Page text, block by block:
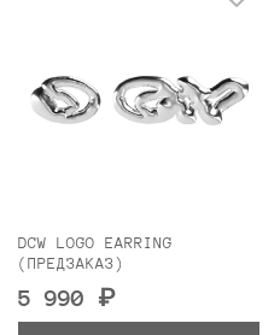
DCW LOGO EARRING
(ПРЕДЗАКАЗ)
5 990 ₽